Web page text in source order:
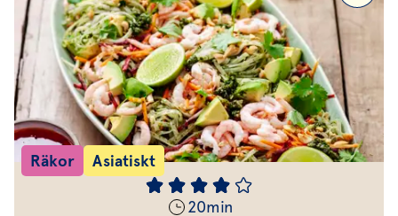
Räkor Asiatiskt
20min